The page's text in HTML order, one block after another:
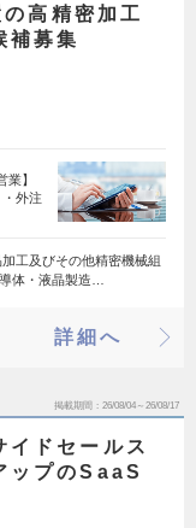
高精密加工
補募集
】
外注
工及びその他精密機械組
体・液晶製造…
詳細へ
掲載期間 26/08/04～26/08/17
イドセールス
ップのSaaS